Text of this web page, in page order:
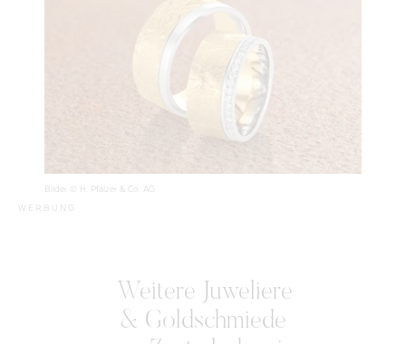
Bilder © H. Pfalzer & Co. AG
WERBUNG
Weitere Juweliere
& Goldschmiede